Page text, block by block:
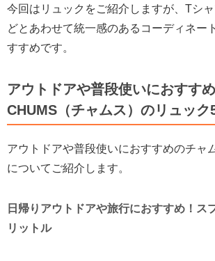
今回はリュックをご紹介しますが、Tシ
どとあわせて統一感のあるコーディネー
すすめです。
アウトドアや普段使いにおすすめ
CHUMS（チャムス）のリュック
アウトドアや普段使いにおすすめのチャ
についてご紹介します。
日帰りアウトドアや旅行におすすめ！ス
リットル